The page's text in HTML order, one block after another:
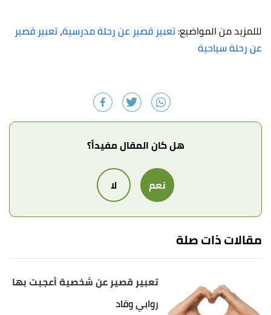
لللمزيد من المواضيع:تعبير قصير عن رحلة مدرسية،تعبير قصير
عن رحلة سياحية
هل كان المقال مفيداً؟
نعم لا
مقالات ذات صلة
تعبير قصير عن شخصية أعجبت بها
روابي وقاد